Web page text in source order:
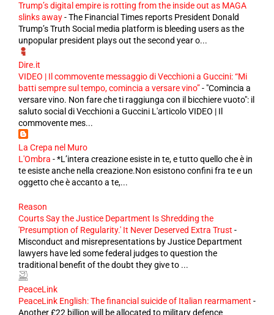
Trump’s digital empire is rotting from the inside out as MAGA
slinks away-The Financial Times reports President Donald
Trump’s Truth Social media platform is bleeding users as the
unpopular president plays out the second year o...
Dire.it
VIDEO | Il commovente messaggio di Vecchioni a Guccini: “Mi
batti sempre sul tempo, comincia a versare vino”- "Comincia a
versare vino. Non fare che ti raggiunga con il bicchiere vuoto": il
saluto social di Vecchioni a Guccini L'articolo VIDEO | Il
commovente mes...
La Crepa nel Muro
L'Ombra -*L’intera creazione esiste in te, e tutto quello che è in
te esiste anche nella creazione.Non esistono confini fra te e un
oggetto che è accanto a te,...
Reason
Courts Say the Justice Department Is Shredding the
'Presumption of Regularity.' It Never Deserved Extra Trust -
Misconduct and misrepresentations by Justice Department
lawyers have led some federal judges to question the
traditional benefit of the doubt they give to ...
PeaceLink
PeaceLink English: The financial suicide of Italian rearmament -
Another £22 billion will be allocated to military defence